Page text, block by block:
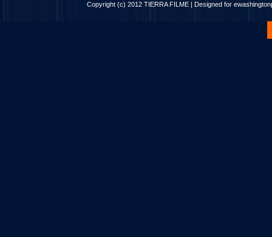
Copyright (c) 2012 TIERRA FILME | Designed for